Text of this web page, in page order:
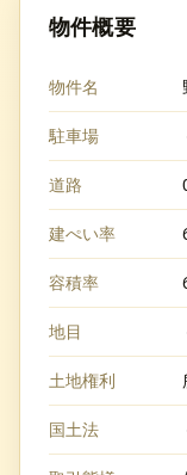
物件概要
物件名
駐車場
道路
建ぺい率
容積率
地目
土地権利
国土法